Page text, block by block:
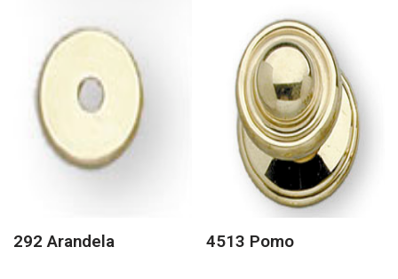
292 Arandela 4513 Pomo